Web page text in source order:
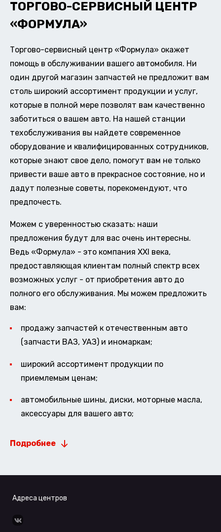
ТОРГОВО-СЕРВИСНЫЙ ЦЕНТР
«ФОРМУЛА»
Торгово-сервисный центр «Формула» окажет
помощь в обслуживании вашего автомобиля. Ни
один другой магазин запчастей не предложит вам
столь широкий ассортимент продукции и услуг,
которые в полной мере позволят вам качественно
заботиться о вашем авто. На нашей станции
техобслуживания вы найдете современное
оборудование и квалифицированных сотрудников,
которые знают свое дело, помогут вам не только
привести ваше авто в прекрасное состояние, но и
дадут полезные советы, порекомендуют, что
предпочесть.
Можем с уверенностью сказать: наши
предложения будут для вас очень интересны.
Ведь «Формула» - это компания XXI века,
предоставляющая клиентам полный спектр всех
возможных услуг - от приобретения авто до
полного его обслуживания. Мы можем предложить
вам:
продажу запчастей к отечественным авто
(запчасти ВАЗ, УАЗ) и иномаркам;
широкий ассортимент продукции по
приемлемым ценам;
автомобильные шины, диски, моторные масла,
аксессуары для вашего авто;
Подробнее
Адреса центров